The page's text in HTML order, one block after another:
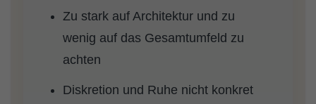
Zu stark auf Architektur und zu
wenig auf das Gesamtumfeld zu
achten
Diskretion und Ruhe nicht konkret